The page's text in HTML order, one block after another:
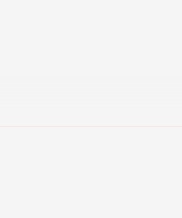
、國家公園等絕美自然景觀和生態保
的豪華火車之旅，遊覽鮮為人知的西班
產，可以同時認識古羅馬、伊斯蘭、
、銀之路、席德之路、卡巴聶羅斯國家